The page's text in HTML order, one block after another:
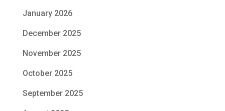
January 2026
December 2025
November 2025
October 2025
September 2025